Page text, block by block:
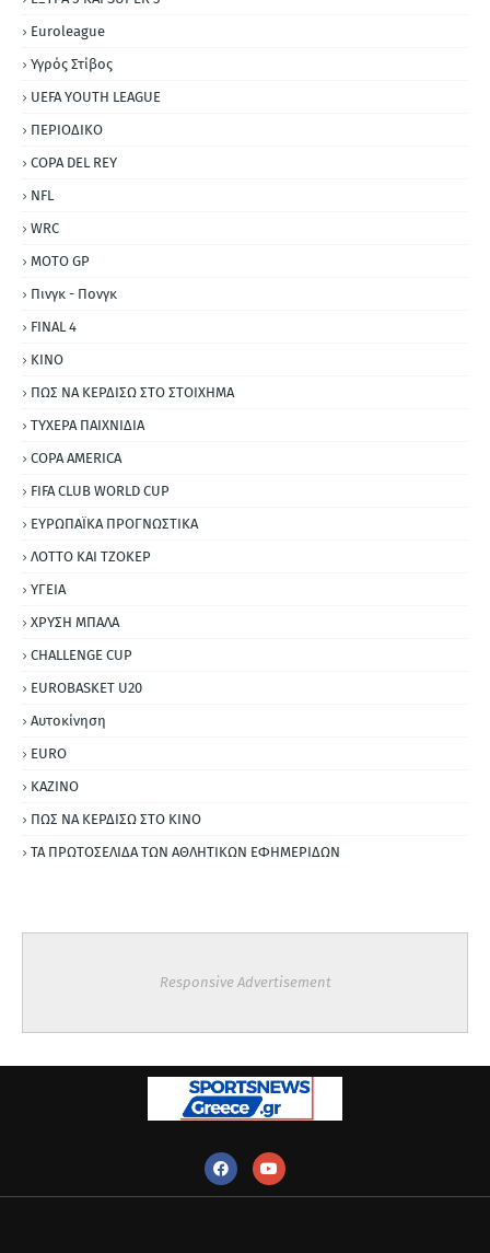
Εuroleague
Υγρός Στίβος
UEFA YOUTH LEAGUE
ΠΕΡΙΟΔΙΚΟ
COPA DEL REY
NFL
WRC
MOTO GP
Πινγκ - Πονγκ
FINAL 4
ΚΙΝΟ
ΠΩΣ ΝΑ ΚΕΡΔΙΣΩ ΣΤΟ ΣΤΟΙΧΗΜΑ
ΤΥΧΕΡΑ ΠΑΙΧΝΙΔΙΑ
COPA AMERICA
FIFA CLUB WORLD CUP
ΕΥΡΩΠΑΪΚΑ ΠΡΟΓΝΩΣΤΙΚΑ
ΛΟΤΤΟ ΚΑΙ ΤΖΟΚΕΡ
ΥΓΕΙΑ
ΧΡΥΣΗ ΜΠΑΛΑ
CHALLENGE CUP
EUROBASKET U20
Αυτοκίνηση
ΕURO
ΚΑΖΙΝΟ
ΠΩΣ ΝΑ ΚΕΡΔΙΣΩ ΣΤΟ ΚΙΝΟ
ΤΑ ΠΡΩΤΟΣΕΛΙΔΑ ΤΩΝ ΑΘΛΗΤΙΚΩΝ ΕΦΗΜΕΡΙΔΩΝ
Responsive Advertisement